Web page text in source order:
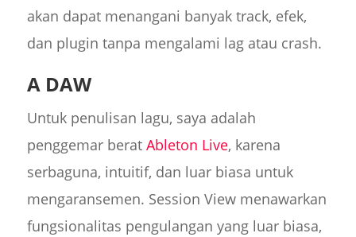
akan dapat menangani banyak track, efek,
dan plugin tanpa mengalami lag atau crash.
A DAW
Untuk penulisan lagu, saya adalah
penggemar berat Ableton Live, karena
serbaguna, intuitif, dan luar biasa untuk
mengaransemen. Session View menawarkan
fungsionalitas pengulangan yang luar biasa,